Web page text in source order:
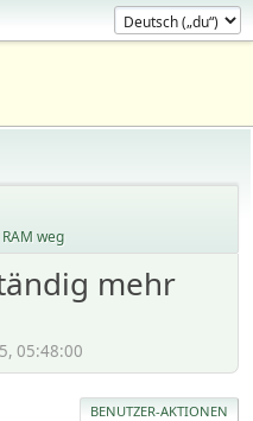
weg
mehr
05:48:00
BENUTZER-AKTIONEN